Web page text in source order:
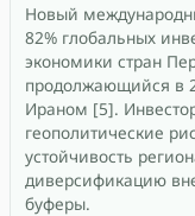
Новый
82% глобальных
экономики стран
продолжающийся в
Ираном [5].
геополитические
устойчивость
диверсификацию
буферы.